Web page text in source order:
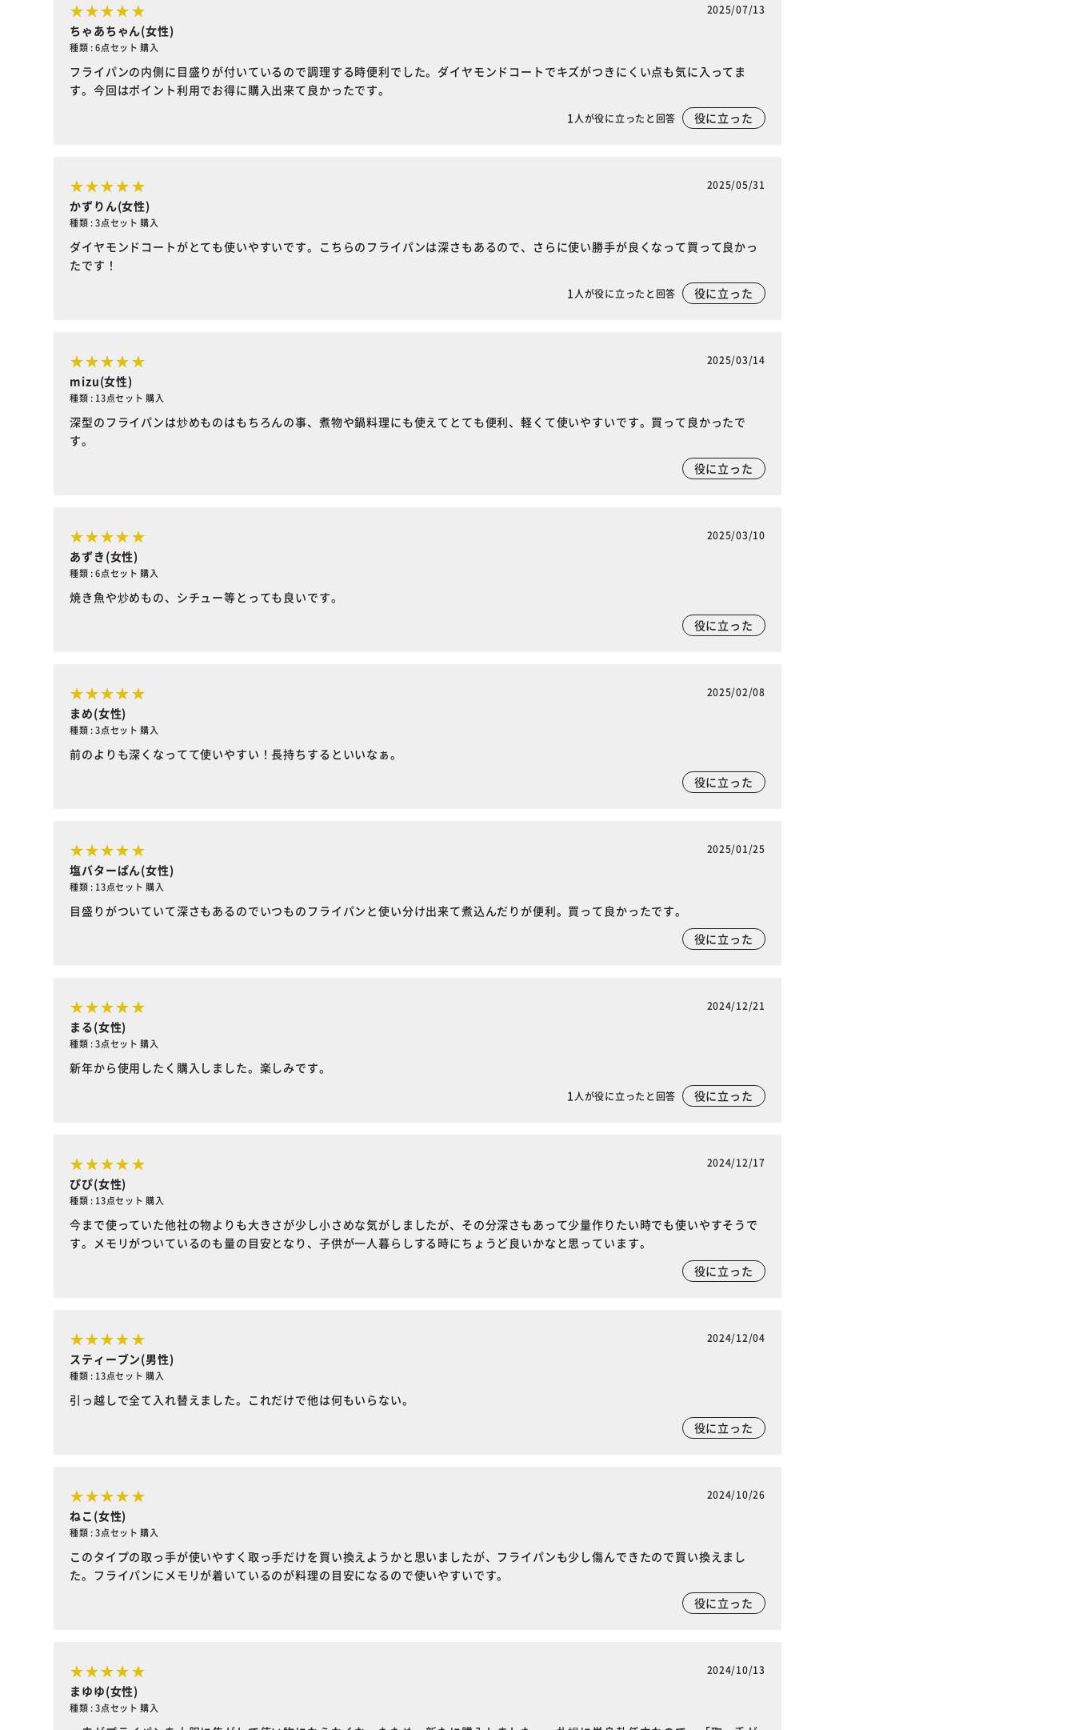
2025/07/13
ちゃあちゃん(女性)
種類 : 6点セット 購入
フライパンの内側に目盛りが付いているので調理する時便利でした。ダイヤモンドコートでキズがつきにくい点も気に入ってま
す。今回はポイント利用でお得に購入出来て良かったです。
1 人が役に立ったと回答 役に立った
2025/05/31
かずりん(女性)
種類 : 3点セット 購入
ダイヤモンドコートがとても使いやすいです。こちらのフライパンは深さもあるので、さらに使い勝手が良くなって買って良かっ
たです！
1 人が役に立ったと回答 役に立った
2025/03/14
mizu(女性)
種類 : 13点セット 購入
深型のフライパンは炒めものはもちろんの事、煮物や鍋料理にも使えてとても便利、軽くて使いやすいです。買って良かったで
す。
役に立った
2025/03/10
あずき(女性)
種類 : 6点セット 購入
焼き魚や炒めもの、シチュー等とっても良いです。
役に立った
2025/02/08
まめ(女性)
種類 : 3点セット 購入
前のよりも深くなってて使いやすい！長持ちするといいなぁ。
役に立った
2025/01/25
塩バターぱん(女性)
種類 : 13点セット 購入
目盛りがついていて深さもあるのでいつものフライパンと使い分け出来て煮込んだりが便利。買って良かったです。
役に立った
2024/12/21
まる(女性)
種類 : 3点セット 購入
新年から使用したく購入しました。楽しみです。
1 人が役に立ったと回答 役に立った
2024/12/17
ぴぴ(女性)
種類 : 13点セット 購入
今まで使っていた他社の物よりも大きさが少し小さめな気がしましたが、その分深さもあって少量作りたい時でも使いやすそうで
す。メモリがついているのも量の目安となり、子供が一人暮らしする時にちょうど良いかなと思っています。
役に立った
2024/12/04
スティーブン(男性)
種類 : 13点セット 購入
引っ越しで全て入れ替えました。これだけで他は何もいらない。
役に立った
2024/10/26
ねこ(女性)
種類 : 3点セット 購入
このタイプの取っ手が使いやすく取っ手だけを買い換えようかと思いましたが、フライパンも少し傷んできたので買い換えまし
た。フライパンにメモリが着いているのが料理の目安になるので使いやすいです。
役に立った
2024/10/13
まゆゆ(女性)
種類 : 3点セット 購入